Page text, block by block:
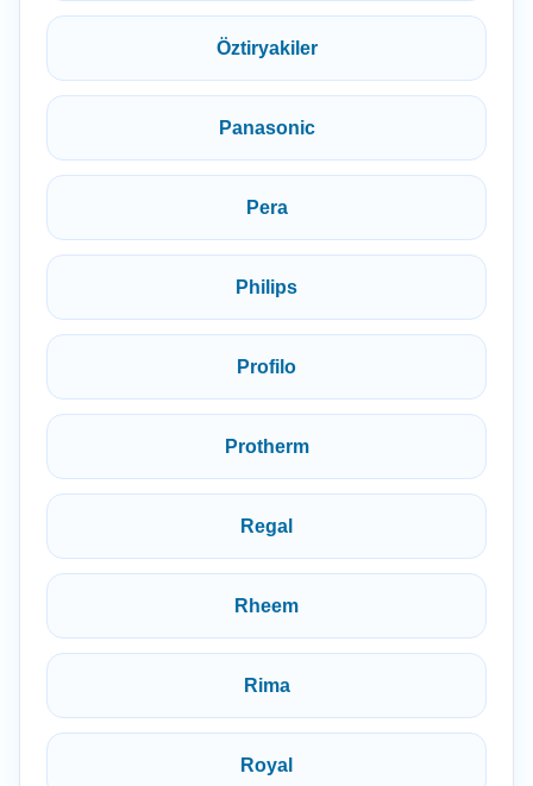
Öztiryakiler
Panasonic
Pera
Philips
Profilo
Protherm
Regal
Rheem
Rima
Royal